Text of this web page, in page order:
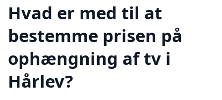
Hvad er med til at
bestemme prisen på
ophængning af tv i
Hårlev?